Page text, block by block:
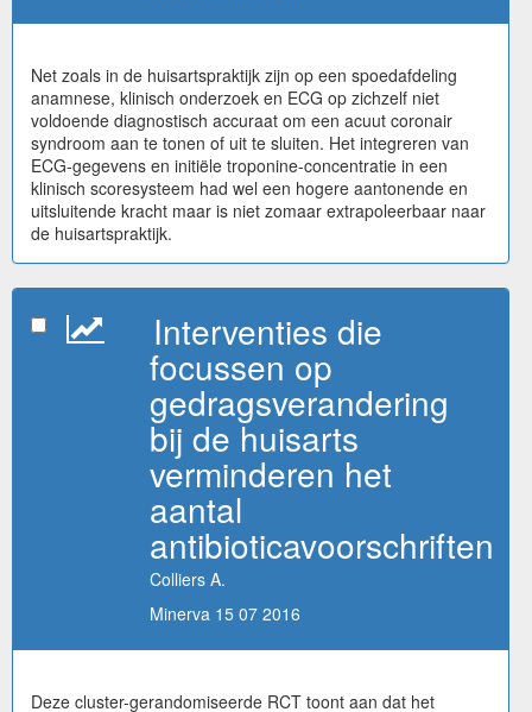
Net zoals in de huisartspraktijk zijn op een spoedafdeling
anamnese, klinisch onderzoek en ECG op zichzelf niet
voldoende diagnostisch accuraat om een acuut coronair
syndroom aan te tonen of uit te sluiten. Het integreren van
ECG-gegevens en initiële troponine-concentratie in een
klinisch scoresysteem had wel een hogere aantonende en
uitsluitende kracht maar is niet zomaar extrapoleerbaar naar
de huisartspraktijk.
Interventies die
focussen op
gedragsverandering
bij de huisarts
verminderen het
aantal
antibioticavoorschriften
Colliers A.
Minerva 15 07 2016
Deze cluster-gerandomiseerde RCT toont aan dat het